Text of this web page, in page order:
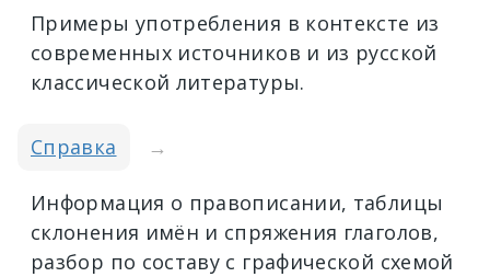
Примеры употребления в контексте из
современных источников и из русской
классической литературы.
Справка →
Информация о правописании, таблицы
склонения имён и спряжения глаголов,
разбор по составу с графической схемой